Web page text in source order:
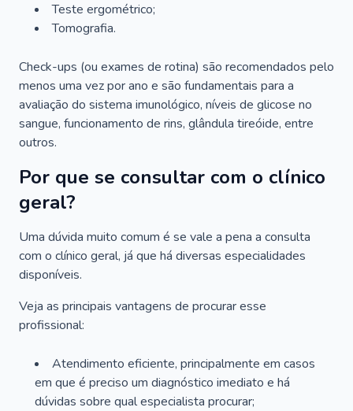
Teste ergométrico;
Tomografia.
Check-ups (ou exames de rotina) são recomendados pelo
menos uma vez por ano e são fundamentais para a
avaliação do sistema imunológico, níveis de glicose no
sangue, funcionamento de rins, glândula tireóide, entre
outros.
Por que se consultar com o clínico
geral?
Uma dúvida muito comum é se vale a pena a consulta
com o clínico geral, já que há diversas especialidades
disponíveis.
Veja as principais vantagens de procurar esse
profissional:
Atendimento eficiente, principalmente em casos
em que é preciso um diagnóstico imediato e há
dúvidas sobre qual especialista procurar;